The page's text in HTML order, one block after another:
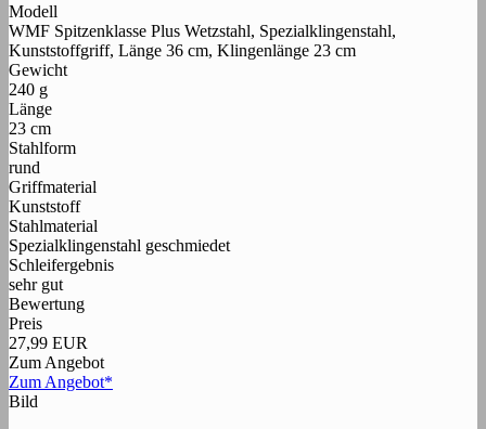
Modell
WMF Spitzenklasse Plus Wetzstahl, Spezialklingenstahl,
Kunststoffgriff, Länge 36 cm, Klingenlänge 23 cm
Gewicht
240 g
Länge
23 cm
Stahlform
rund
Griffmaterial
Kunststoff
Stahlmaterial
Spezialklingenstahl geschmiedet
Schleifergebnis
sehr gut
Bewertung
Preis
27,99 EUR
Zum Angebot
Zum Angebot*
Bild